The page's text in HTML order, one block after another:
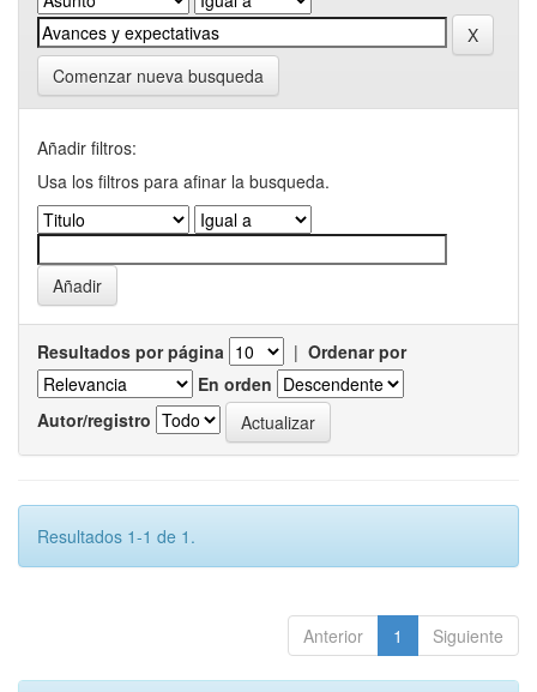
Comenzar nueva busqueda
Añadir filtros:
Usa los filtros para afinar la busqueda.
Resultados por página | Ordenar por
En orden
Autor/registro
Resultados 1-1 de 1.
Anterior 1 Siguiente